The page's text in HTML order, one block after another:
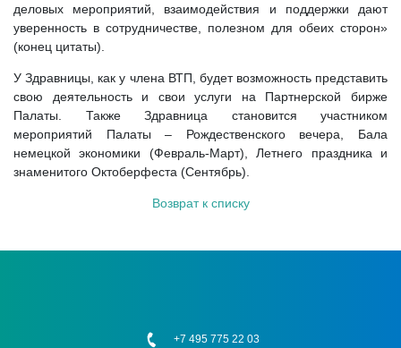
деловых мероприятий, взаимодействия и поддержки дают
уверенность в сотрудничестве, полезном для обеих сторон»
(конец цитаты).
У Здравницы, как у члена ВТП, будет возможность представить
свою деятельность и свои услуги на Партнерской бирже
Палаты. Также Здравница становится участником
мероприятий Палаты – Рождественского вечера, Бала
немецкой экономики (Февраль-Март), Летнего праздника и
знаменитого Октоберфеста (Сентябрь).
Возврат к списку
+7 495 775 22 03